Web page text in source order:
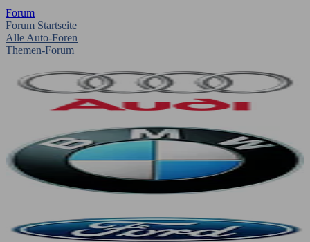
Forum
Forum Startseite
Alle Auto-Foren
Themen-Forum